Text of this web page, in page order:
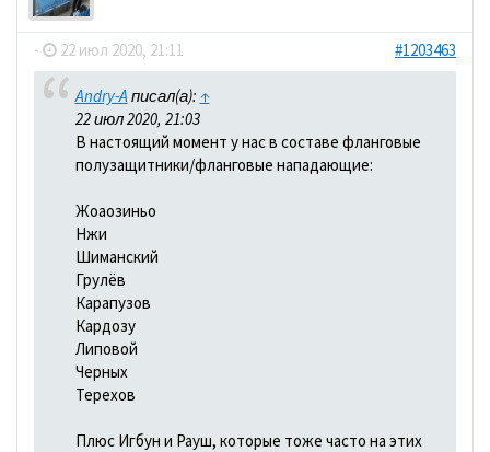
- 22 июл 2020, 21:11 #1203463
Andry-A писал(а): ↑
22 июл 2020, 21:03
В настоящий момент у нас в составе фланговые
полузащитники/фланговые нападающие:
Жоаозиньо
Нжи
Шиманский
Грулёв
Карапузов
Кардозу
Липовой
Черных
Терехов
Плюс Игбун и Рауш, которые тоже часто на этих